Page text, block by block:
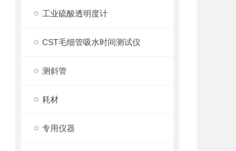
工业硫酸透明度计
CST毛细管吸水时间测试仪
测斜管
耗材
专用仪器